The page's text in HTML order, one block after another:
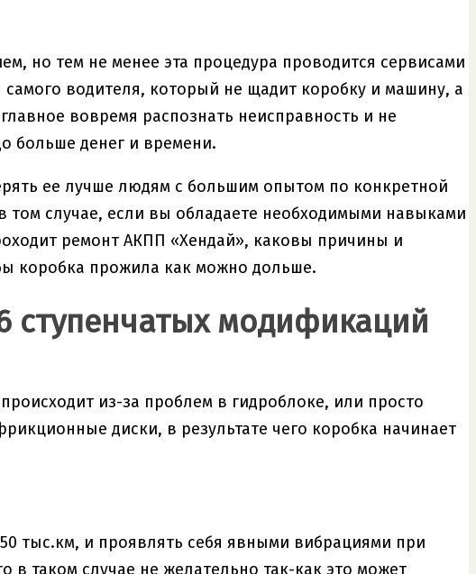
но тем не менее эта процедура проводится сервисами
водителя, который не щадит коробку и машину, а
вовремя распознать неисправность и не
больше денег и времени.
ее лучше людям с большим опытом по конкретной
случае, если вы обладаете необходимыми навыками
ремонт АКПП «Хендай», каковы причины и
коробка прожила как можно дольше.
ступенчатых модификаций
из-за проблем в гидроблоке, или просто
диски, в результате чего коробка начинает
тыс.км, и проявлять себя явными вибрациями при
в таком случае не желательно так-как это может